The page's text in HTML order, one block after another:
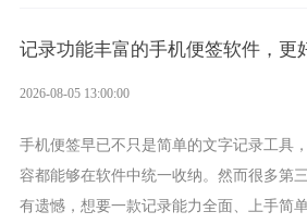
记录功能丰富的手机便签软件，更
2026-08-05 13:00:00
手机便签早已不只是简单的文字记录工具
容都能够在软件中统一收纳。然而很多第
有遗憾，想要一款记录能力全面、上手简